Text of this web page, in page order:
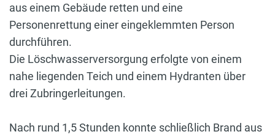
aus einem Gebäude retten und eine
Personenrettung einer eingeklemmten Person
durchführen.
Die Löschwasserversorgung erfolgte von einem
nahe liegenden Teich und einem Hydranten über
drei Zubringerleitungen.
Nach rund 1,5 Stunden konnte schließlich Brand aus